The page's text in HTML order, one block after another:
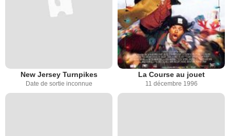
New Jersey Turnpikes
Date de sortie inconnue
La Course au jouet
11 décembre 1996